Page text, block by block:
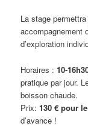
La stage
accompagnement
d’exploration
Horaires :10-
pratique par jour.
boisson chaude.
Prix:130 € pour
d’avance !